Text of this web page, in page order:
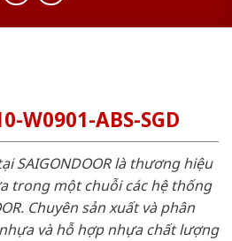
W0901-ABS-SGD
SAIGONDOOR là thương hiệu
trong một chuỗi các hệ thống
Chuyên sản xuất và phân
và hỗ hợp nhựa chất lượng